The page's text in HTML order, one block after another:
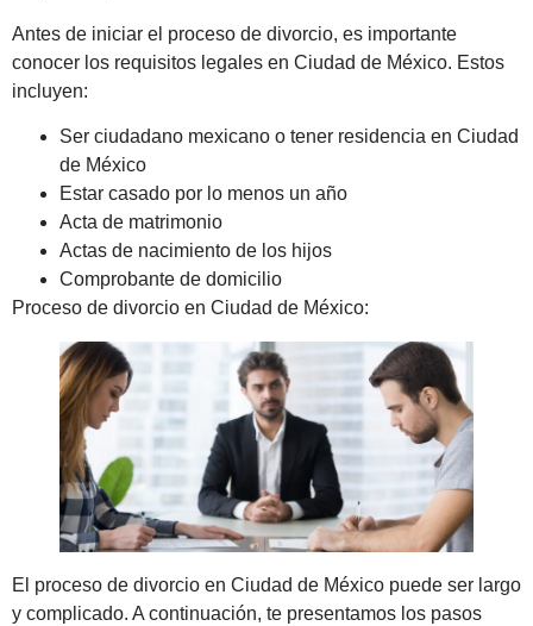
Antes de iniciar el proceso de divorcio, es importante
conocer los requisitos legales en Ciudad de México. Estos
incluyen:
Ser ciudadano mexicano o tener residencia en Ciudad
de México
Estar casado por lo menos un año
Acta de matrimonio
Actas de nacimiento de los hijos
Comprobante de domicilio
Proceso de divorcio en Ciudad de México:
El proceso de divorcio en Ciudad de México puede ser largo
y complicado. A continuación, te presentamos los pasos